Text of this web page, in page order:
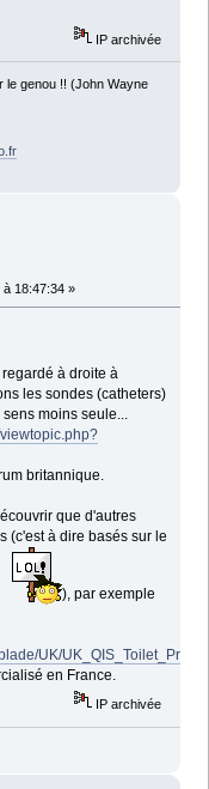
IP archivée
le genou !! (John Wayne
à 18:47:34 »
à droite à
les sondes (catheters)
moins seule...
britannique.
que d'autres
(c'est à dire basés sur le
), par exemple
UK/
en France.
IP archivée